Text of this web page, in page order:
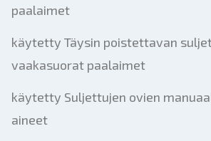
paalaimet
käytetty Täysin poistettavan
vaakasuorat paalaimet
käytetty Suljettujen ovien
aineet